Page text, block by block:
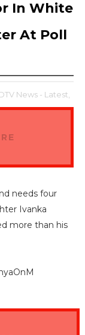
In White
At Poll
News - Latest,
needs four
Ivanka
more than his